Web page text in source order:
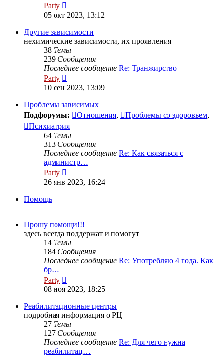
Party
к
последнему
сообщению
05 окт 2023, 13:12
Другие зависимости
нехимические зависимости, их проявления
38 Темы
239 Сообщения
Последнее сообщение Re: Транжирство
Party
к
последнему
сообщению
10 сен 2023, 13:09
Проблемы зависимых
Подфорумы:
Отношения, Проблемы со здоровьем,
Психиатрия
64 Темы
313 Сообщения
Последнее сообщение Re: Как связаться с
администр…
Party
к
последнему
26 янв 2023, 16:24
Помощь
Прошу помощи!!!
здесь всегда поддержат и помогут
14 Темы
184 Сообщения
Последнее сообщение Re: Употребляю 4 года. Как
бр…
Party
к
последнему
сообщению
08 ноя 2023, 18:25
Реабилитационные центры
подробная информация о РЦ
27 Темы
127 Сообщения
Последнее сообщение Re: Для чего нужна
реабилитац…